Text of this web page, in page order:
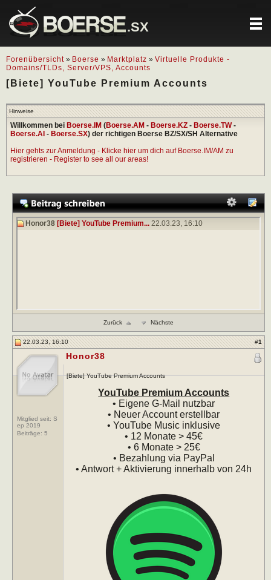
.SX
Forenübersicht » Boerse » Marktplatz » Virtuelle Produkte -
Domains/TLDs, Server/VPS, Accounts
[Biete] YouTube Premium Accounts
Hinweise
Willkommen bei Boerse.IM (Boerse.AM - Boerse.KZ - Boerse.TW-
Boerse.AI - Boerse.SX) der richtigen Boerse BZ/SX/SH Alternative
Hier gehts zur Anmeldung - Klicke hier um dich auf Boerse.IM/AM zu
registrieren - Register to see all our areas!
Honor38 [Biete] YouTube Premium... 22.03.23, 16:10
Zurück Nächste
22.03.23, 16:10 #1
Mitglied seit: S
ep 2019
Beiträge: 5
Honor38
[Biete] YouTube Premium Accounts
YouTube Premium Accounts
• Eigene G-Mail nutzbar
• Neuer Account erstellbar
• YouTube Music inklusive
• 12 Monate > 45€
• 6 Monate > 25€
• Bezahlung via PayPal
• Antwort + Aktivierung innerhalb von 24h